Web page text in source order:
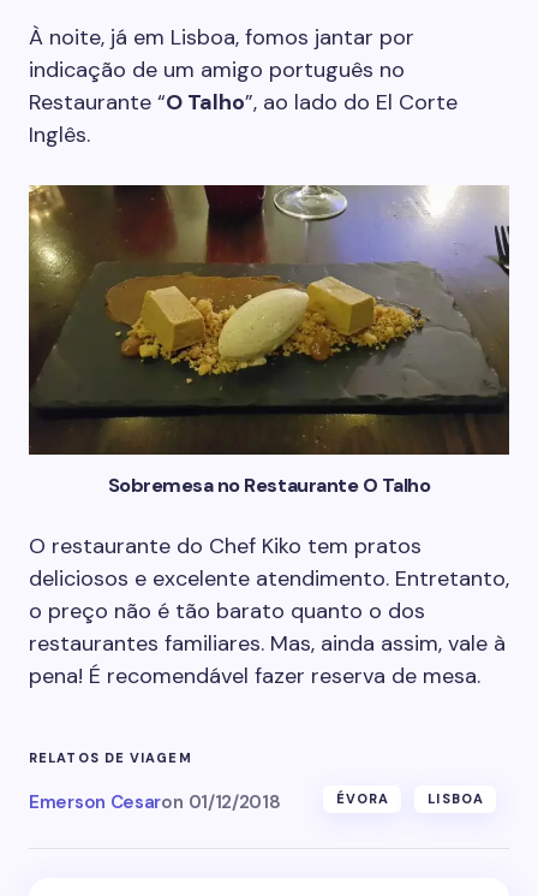
À noite, já em Lisboa, fomos jantar por
indicação de um amigo português no
Restaurante “O Talho”, ao lado do El Corte
Inglês.
Sobremesa no Restaurante O Talho
O restaurante do Chef Kiko tem pratos
deliciosos e excelente atendimento. Entretanto,
o preço não é tão barato quanto o dos
restaurantes familiares. Mas, ainda assim, vale à
pena! É recomendável fazer reserva de mesa.
RELATOS DE VIAGEM
Emerson Cesaron 01/12/2018 ÉVORA LISBOA